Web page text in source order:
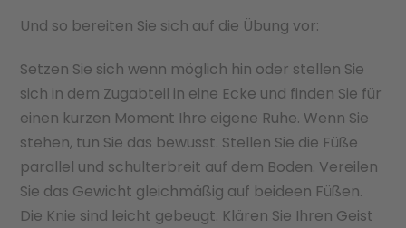
Und so bereiten Sie sich auf die Übung vor:
Setzen Sie sich wenn möglich hin oder stellen Sie
sich in dem Zugabteil in eine Ecke und finden Sie für
einen kurzen Moment Ihre eigene Ruhe. Wenn Sie
stehen, tun Sie das bewusst. Stellen Sie die Füße
parallel und schulterbreit auf dem Boden. Vereilen
Sie das Gewicht gleichmäßig auf beideen Füßen.
Die Knie sind leicht gebeugt. Klären Sie Ihren Geist